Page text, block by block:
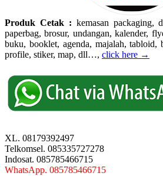
Produk Cetak : kemasan packaging,
paperbag, brosur, undangan, kalender,
buku, booklet, agenda, majalah, tabloid,
profile, stiker, map, dll…, click here →
XL. 08179392497
Telkomsel. 085335727278
Indosat. 085785466715
WhatsApp. 085785466715